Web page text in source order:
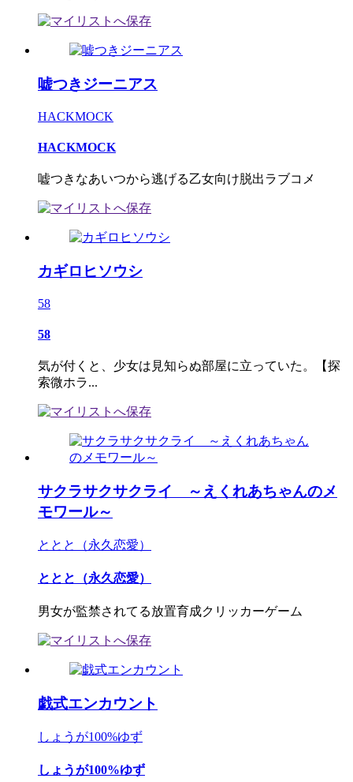
嘘つきジーニアス
HACKMOCK
HACKMOCK
嘘つきなあいつから逃げる乙女向け脱出ラブコメ
カギロヒソウシ
58
58
気が付くと、少女は見知らぬ部屋に立っていた。【探
索微ホラ...
サクラサクサクライ ～えくれあちゃんのメ
モワール～
ととと（永久恋愛）
ととと（永久恋愛）
男女が監禁されてる放置育成クリッカーゲーム
戯式エンカウント
しょうが100%ゆず
しょうが100%ゆず